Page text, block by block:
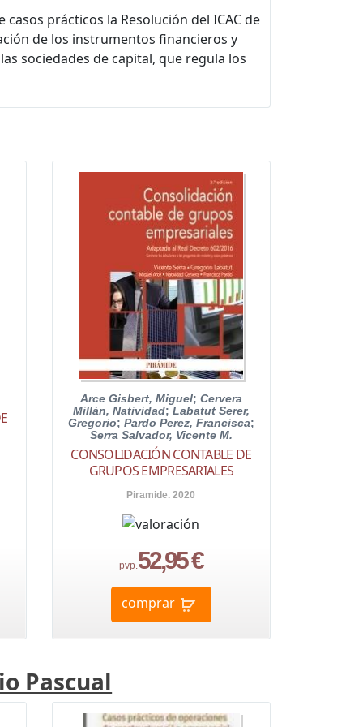
prácticos la Resolución del ICAC de
de los instrumentos financieros y
sociedades de capital, que regula los
Arce Gisbert, Miguel; Cervera
Millán, Natividad; Labatut Serer,
Gregorio; Pardo Perez, Francisca;
Serra Salvador, Vicente M.
CONSOLIDACIÓN CONTABLE DE
GRUPOS EMPRESARIALES
Piramide. 2020
pvp.52,95 €
comprar
Pascual